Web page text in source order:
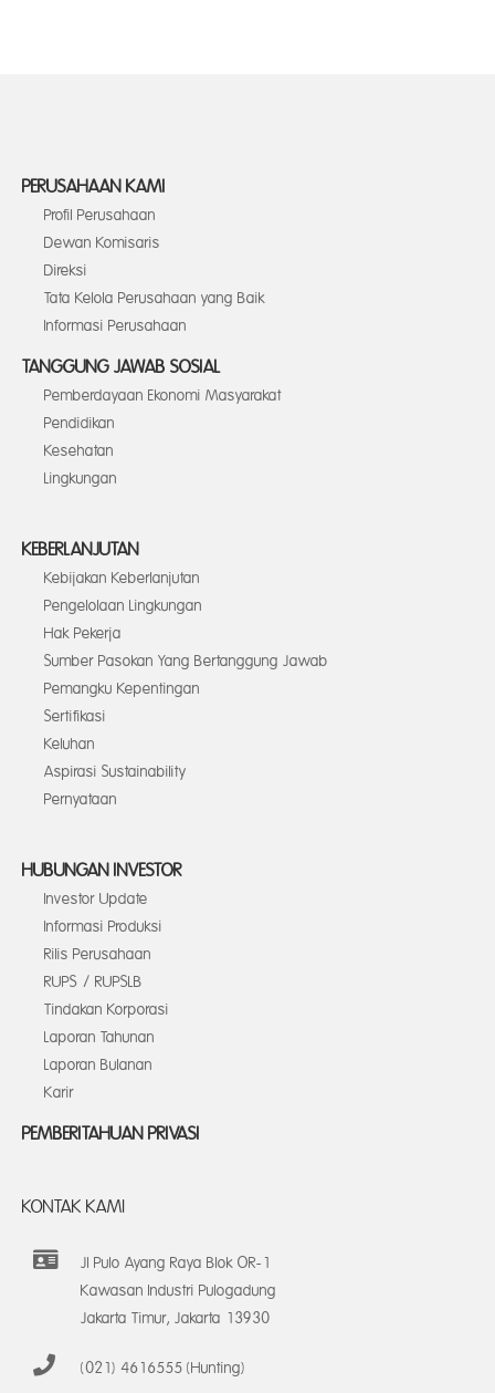
PERUSAHAAN KAMI
Profil Perusahaan
Dewan Komisaris
Direksi
Tata Kelola Perusahaan yang Baik
Informasi Perusahaan
TANGGUNG JAWAB SOSIAL
Pemberdayaan Ekonomi Masyarakat
Pendidikan
Kesehatan
Lingkungan
KEBERLANJUTAN
Kebijakan Keberlanjutan
Pengelolaan Lingkungan
Hak Pekerja
Sumber Pasokan Yang Bertanggung Jawab
Pemangku Kepentingan
Sertifikasi
Keluhan
Aspirasi Sustainability
Pernyataan
HUBUNGAN INVESTOR
Investor Update
Informasi Produksi
Rilis Perusahaan
RUPS / RUPSLB
Tindakan Korporasi
Laporan Tahunan
Laporan Bulanan
Karir
PEMBERITAHUAN PRIVASI
KONTAK KAMI
Jl Pulo Ayang Raya Blok OR-1
Kawasan Industri Pulogadung
Jakarta Timur, Jakarta 13930
(021) 4616555 (Hunting)